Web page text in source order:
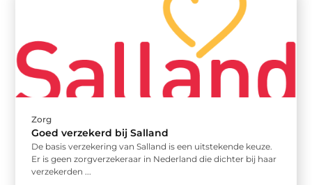
Zorg
Goed verzekerd bij Salland
De basis verzekering van Salland is een uitstekende keuze.
Er is geen zorgverzekeraar in Nederland die dichter bij haar
verzekerden ...